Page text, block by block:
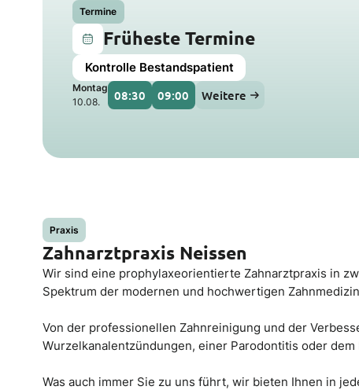
Termine
Früheste Termine
Kontrolle Bestandspatient
Montag
10.08.
08:30 09:00 Weitere
Praxis
Zahnarztpraxis Neissen
Wir sind eine prophylaxeorientierte Zahnarztpraxis in
Spektrum der modernen und hochwertigen
Von der professionellen Zahnreinigung und der
Wurzelkanalentzündungen, einer Parodontitis oder dem
Was auch immer Sie zu uns führt, wir bieten Ihnen in